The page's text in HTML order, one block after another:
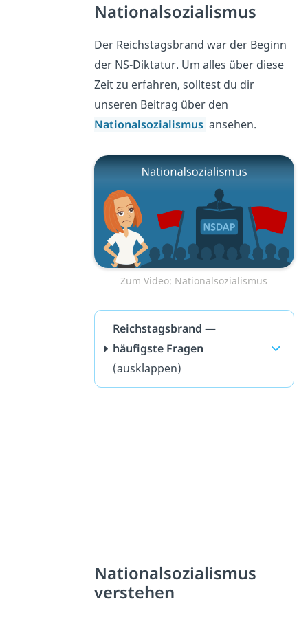
Nationalsozialismus
Der Reichstagsbrand war der Beginn
der NS-Diktatur. Um alles über diese
Zeit zu erfahren, solltest du dir
unseren Beitrag über den
Nationalsozialismus ansehen.
Zum Video: Nationalsozialismus
Reichstagsbrand —
häufigste Fragen
(ausklappen)
Nationalsozialismus
verstehen